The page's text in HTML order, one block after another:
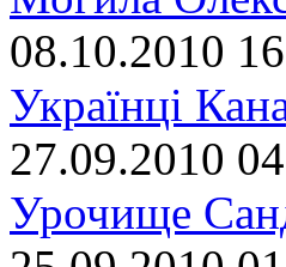
08.10.2010
Українці
27.09.2010
Урочище